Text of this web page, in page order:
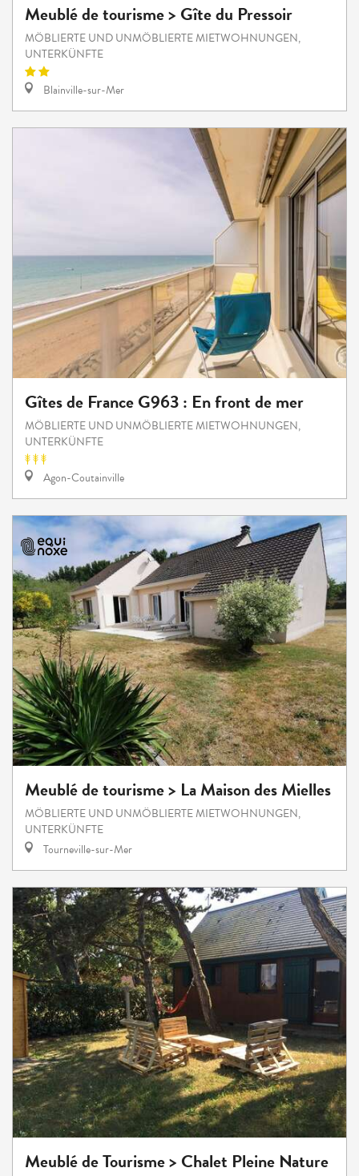
Meublé de tourisme > Gîte du Pressoir
MÖBLIERTE UND UNMÖBLIERTE MIETWOHNUNGEN,
UNTERKÜNFTE
Blainville-sur-Mer
Gîtes de France G963 : En front de mer
MÖBLIERTE UND UNMÖBLIERTE MIETWOHNUNGEN,
UNTERKÜNFTE
Agon-Coutainville
Meublé de tourisme > La Maison des Mielles
MÖBLIERTE UND UNMÖBLIERTE MIETWOHNUNGEN,
UNTERKÜNFTE
Tourneville-sur-Mer
Meublé de Tourisme > Chalet Pleine Nature